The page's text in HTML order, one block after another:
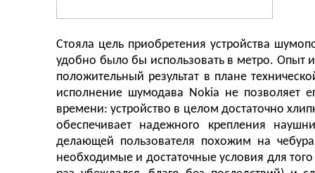
Стояла цель приобретения устройства
удобно было бы использовать в метро. Опыт
положительный результат в плане
исполнение шумодава Nokia не позволяет
времени: устройство в целом достаточно
обеспечивает надежного крепления
делающей пользователя похожим на
необходимые и достаточные условия для